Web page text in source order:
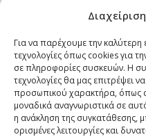
Για να παρέχουμε την
τεχνολογίες όπως cookies για
σε πληροφορίες συσκευών. Η
τεχνολογίες θα μας επιτρέψει
προσωπικού χαρακτήρα, όπως
μοναδικά αναγνωριστικά σε
η ανάκληση της συγκατάθεσης,
ορισμένες λειτουργίες και